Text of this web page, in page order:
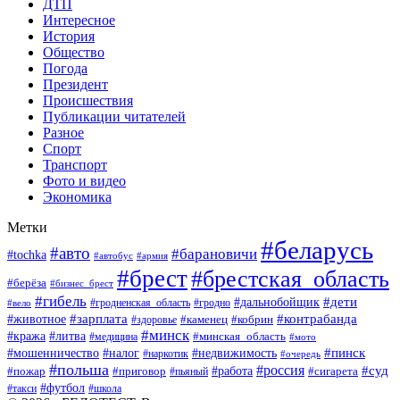
ДТП
Интересное
История
Общество
Погода
Президент
Происшествия
Публикации читателей
Разное
Спорт
Транспорт
Фото и видео
Экономика
Метки
#tochka #авто #автобус #армия #барановичи #беларусь
#берёза #бизнес_брест #брест#брестская_область
#вело #гибель #гродненская_область #гродно #дальнобойщик #дети
#животное #зарплата #здоровье #каменец #кобрин #контрабанда
#кража #литва #медицина #минск #минская_область #мото
#мошенничество #налог #наркотик #недвижимость #очередь #пинск
#пожар #польша #приговор #пьяный #работа #россия #сигарета #суд
#такси #футбол #школа